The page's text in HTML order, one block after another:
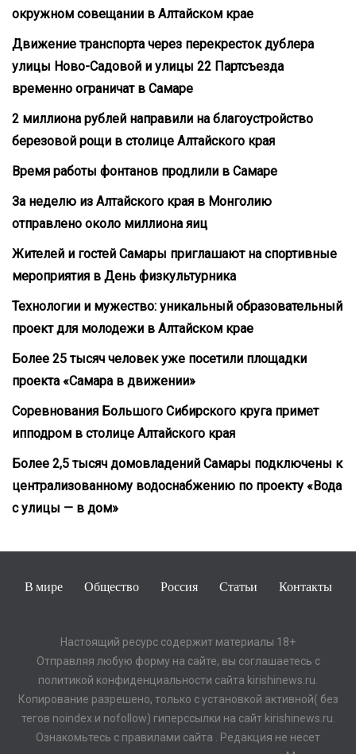
окружном совещании в Алтайском крае
Движение транспорта через перекресток дублера
улицы Ново-Садовой и улицы 22 Партсъезда
временно ограничат в Самаре
2 миллиона рублей направили на благоустройство
березовой рощи в столице Алтайского края
Время работы фонтанов продлили в Самаре
За неделю из Алтайского края в Монголию
отправлено около миллиона яиц
Жителей и гостей Самары приглашают на спортивные
мероприятия в День физкультурника
Технологии и мужество: уникальный образовательный
проект для молодежи в Алтайском крае
Более 25 тысяч человек уже посетили площадки
проекта «Самара в движении»
Соревнования Большого Сибирского круга примет
ипподром в столице Алтайского края
Более 2,5 тысяч домовладений Самары подключены к
централизованному водоснабжению по проекту «Вода
с улицы — в дом»
В мире Общество Россия Статьи Контакты
Настоящий ресурс содержит материалы 18+
Отправляя любую форму на сайте, вы соглашаетесь с
политикой конфиденциальности сайта kirishinews.ru.
Копирование разрешено, только с установкой активной( без
тегов noindex и nofollow) гиперссылки на сайт kirishinews.ru.
Ознакомьтесь с правилами сайта . Редакция не несет